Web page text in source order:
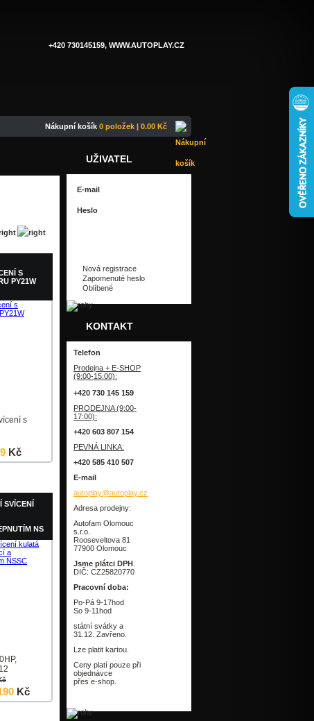
S
PY21W
s
Kč
SVÍCENÍ
NS
Kč
UŽIVATEL
Nová registrace
Zapomenuté heslo
Oblíbené
KONTAKT
Telefon
Prodejna + E-SHOP
(9:00-15:00):
+420 730 145 159
PRODEJNA (9:00-
17:00):
+420 603 807 154
PEVNÁ LINKA:
+420 585 410 507
E-mail
autoplay@autoplay.cz
Adresa prodejny:
Autofam Olomouc
s.r.o.
Rooseveltova 81
77900 Olomouc
Jsme plátci DPH
DIČ: CZ25820770
Pracovní doba:
Po-Pá 9-17hod
So 9-11hod
státní svátky a
31.12. Zavřeno.
Lze platit kartou.
Ceny platí pouze při
objednávce
přes e-shop.
Nákupní košík 0 položek | 0.00 Kč
+420 730145159, WWW.AUTOPLAY.CZ